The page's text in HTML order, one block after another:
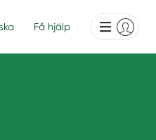
Få hjälp